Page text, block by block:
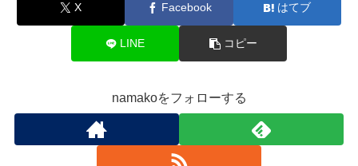
X Facebook はてブ
LINE コピー
namakoをフォローする